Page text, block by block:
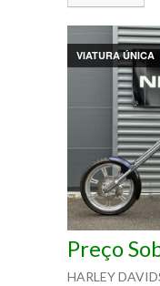
VIATURA ÚNICA
Preço
HARLEY